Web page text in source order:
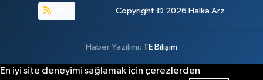
Copyright © 2026 Halka Arz
Haber Yazılımı: TE Bilişim
En iyi site deneyimi sağlamak için çerezlerden